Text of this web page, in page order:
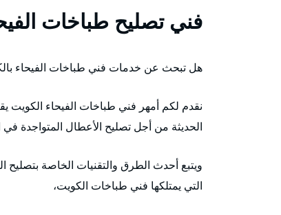
فني تصليح طباخات
هل تبحث عن خدمات فني طباخات الفيحاء
نقدم لكم أمهر فني طباخات الفيحاء الكويت
الحديثة من أجل تصليح الأعطال المتواجدة في
ويتبع أحدث الطرق والتقنيات الخاصة بتصليح
التي يمتلكها فني طباخات الكويت،